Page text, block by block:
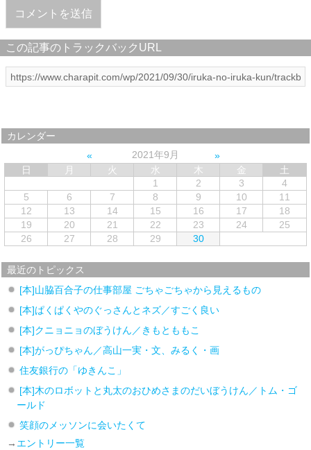
この記事のトラックバックURL
カレンダー
2021年9月
日
月 火 水 木 金
土
1
2 3
4
5
6 7 8 9 10
11
12
13 14 15 16 17
18
19
20 21 22 23 24
25
26
27 28 29 30
最近のトピックス
[本]山脇百合子の仕事部屋 ごちゃごちゃから見えるもの
[本]ぱくぱくやのぐっさんとネズ／すごく良い
[本]クニョニョのぼうけん／きもとももこ
[本]がっぴちゃん／高山一実・文、みるく・画
住友銀行の「ゆきんこ」
[本]木のロボットと丸太のおひめさまのだいぼうけん／トム・ゴ
ールド
笑顔のメッソンに会いたくて
→ エントリー一覧